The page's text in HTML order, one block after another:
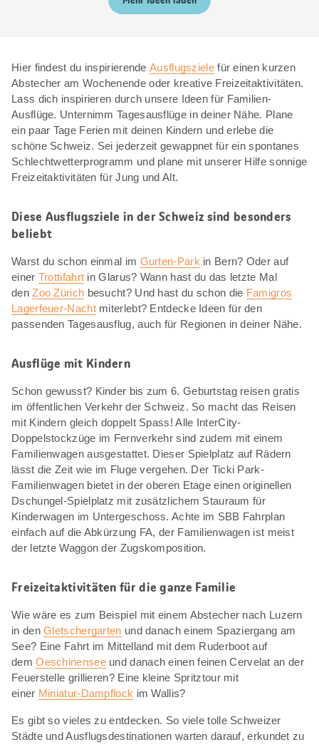
Hier findest du inspirierendeAusflugszielefür einen kurzen
Abstecher am Wochenende oder kreative Freizeitaktivitäten.
Lass dich inspirieren durch unsere Ideen für Familien-
Ausflüge. Unternimm Tagesausflüge in deiner Nähe. Plane
ein paar Tage Ferien mit deinen Kindern und erlebe die
schöne Schweiz. Sei jederzeit gewappnet für ein spontanes
Schlechtwetterprogramm und plane mit unserer Hilfe sonnige
Freizeitaktivitäten für Jung und Alt.
Diese Ausflugsziele in der Schweiz sind besonders
beliebt
Warst du schon einmal im Gurten-Park in Bern? Oder auf
einer Trottifahrt in Glarus? Wann hast du das letzte Mal
denZoo Zürich besucht? Und hast du schon die Famigros
Lagerfeuer-Nachtmiterlebt? Entdecke Ideen für den
passenden Tagesausflug, auch für Regionen in deiner Nähe.
Ausflüge mit Kindern
Schon gewusst? Kinder bis zum 6. Geburtstag reisen gratis
im öffentlichen Verkehr der Schweiz. So macht das Reisen
mit Kindern gleich doppelt Spass! Alle InterCity-
Doppelstockzüge im Fernverkehr sind zudem mit einem
Familienwagen ausgestattet. Dieser Spielplatz auf Rädern
lässt die Zeit wie im Fluge vergehen. Der Ticki Park-
Familienwagen bietet in der oberen Etage einen originellen
Dschungel-Spielplatz mit zusätzlichem Stauraum für
Kinderwagen im Untergeschoss. Achte im SBB Fahrplan
einfach auf die Abkürzung FA, der Familienwagen ist meist
der letzte Waggon der Zugskomposition.
Freizeitaktivitäten für die ganze Familie
Wie wäre es zum Beispiel mit einem Abstecher nach Luzern
in denGletschergarten und danach einem Spaziergang am
See? Eine Fahrt im Mittelland mit dem Ruderboot auf
demOeschinenseeund danach einen feinen Cervelat an der
Feuerstelle grillieren? Eine kleine Spritztour mit
einer Miniatur-Dampflock im Wallis?
Es gibt so vieles zu entdecken. So viele tolle Schweizer
Städte und Ausflugsdestinationen warten darauf, erkundet zu